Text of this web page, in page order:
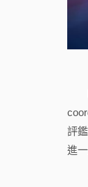
歐
評
進
報